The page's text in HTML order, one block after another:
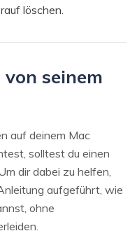
löschen.
seinem
auf deinem Mac
solltest du einen
dir dabei zu helfen,
aufgeführt, wie
ohne